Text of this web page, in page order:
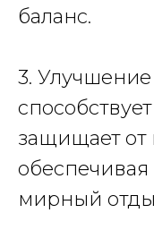
баланс.
3.
защищает от
мирный